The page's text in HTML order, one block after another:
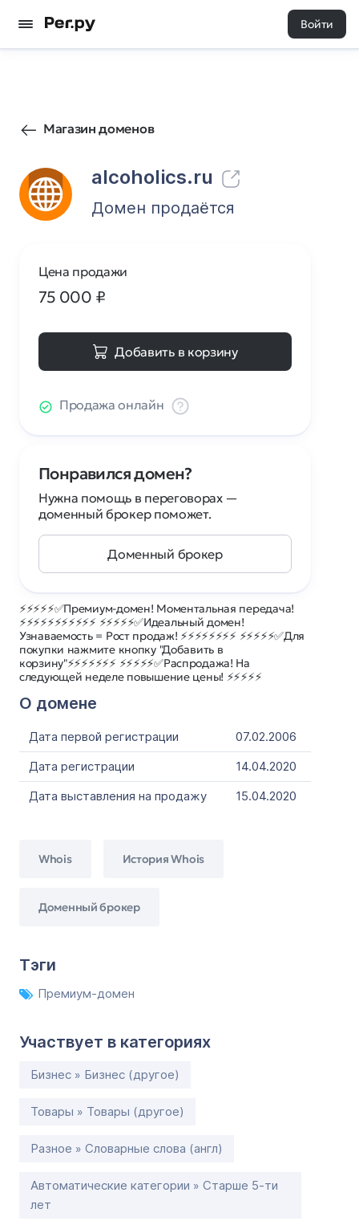
Войти
Магазин доменов
alcoholics.ru
351 0
Домен продаётся
⚡⚡⚡⚡⚡✅Премиум-домен! Моментальная передача!
⚡⚡⚡⚡⚡⚡⚡⚡⚡⚡⚡ ⚡⚡⚡⚡⚡✅Идеальный домен!
Узнаваемость = Рост продаж! ⚡⚡⚡⚡⚡⚡⚡⚡ ⚡⚡⚡⚡⚡✅Для
покупки нажмите кнопку "Добавить в
корзину"⚡⚡⚡⚡⚡⚡⚡ ⚡⚡⚡⚡⚡✅Распродажа! На
следующей неделе повышение цены! ⚡⚡⚡⚡⚡
О домене
Дата первой регистрации
07.02.2006
Дата регистрации
14.04.2020
Дата выставления на продажу
15.04.2020
Whois История Whois
Доменный брокер
Тэги
Премиум-домен
Участвует в категориях
Бизнес » Бизнес (другое)
Товары » Товары (другое)
Разное » Словарные слова (англ)
Автоматические категории » Старше 5-ти
лет
Цена продажи
75 000 ₽
Добавить в корзину
Продажа онлайн
Понравился домен?
Нужна помощь в переговорах —
доменный брокер поможет.
Доменный брокер